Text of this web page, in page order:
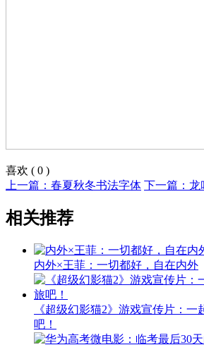
喜欢 ( 0 )
上一篇：春夏秋冬书法字体 下一篇：龙
相关推荐
内外×王菲：一切都好，自在内外
《超级幻影猫2》游戏宣传片：
吧！